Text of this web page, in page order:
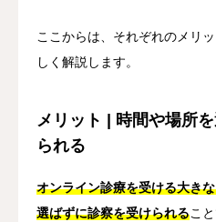
ここからは、それぞれのメリ
しく解説します。
メリット | 時間や場所
られる
オンライン診療を受ける大き
選ばずに診察を受けられること